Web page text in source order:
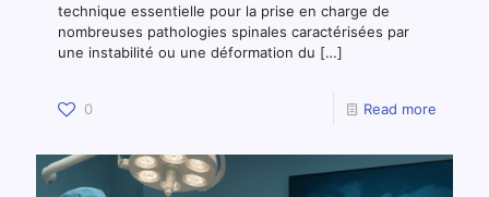
technique essentielle pour la prise en charge de
nombreuses pathologies spinales caractérisées par
une instabilité ou une déformation du […]
0 Read more